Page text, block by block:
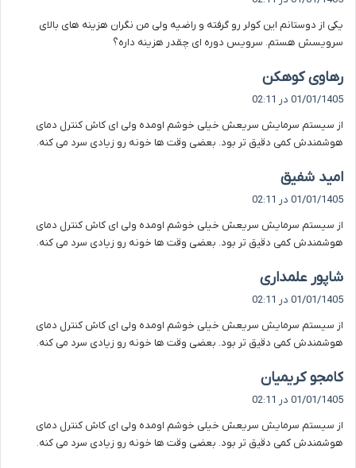
:
یکی از دوستانم این کولر رو گرفته و راضیه ولی من نگران هزینه های بالای
سرویسش هستم. سرویس دوره ای چقدر هزینه داره؟
رهاوی کوهکن
ف
01/01/1405 در 02:11
از سیستم سرمایش سریعش خیلی خوشم اومده ولی ای کاش کنترل دمای
هوشمندش کمی دقیق تر بود. بعضی وقت ها خونه رو زیادی سرد می کنه.
امید شفیق
:
01/01/1405 در 02:11
از سیستم سرمایش سریعش خیلی خوشم اومده ولی ای کاش کنترل دمای
هوشمندش کمی دقیق تر بود. بعضی وقت ها خونه رو زیادی سرد می کنه.
شاپور علمداری
ف
:
01/01/1405 در 02:11
از سیستم سرمایش سریعش خیلی خوشم اومده ولی ای کاش کنترل دمای
هوشمندش کمی دقیق تر بود. بعضی وقت ها خونه رو زیادی سرد می کنه.
کامجو کریمیان
ف
01/01/1405 در 02:11
از سیستم سرمایش سریعش خیلی خوشم اومده ولی ای کاش کنترل دمای
هوشمندش کمی دقیق تر بود. بعضی وقت ها خونه رو زیادی سرد می کنه.